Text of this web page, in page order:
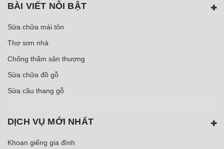
BÀI VIẾT NỖI BẬT
Sửa chữa mái tôn
Thợ sơn nhà
Chống thấm sân thượng
Sửa chữa đồ gỗ
Sửa cầu thang gỗ
DỊCH VỤ MỚI NHẤT
Khoan giếng gia đình